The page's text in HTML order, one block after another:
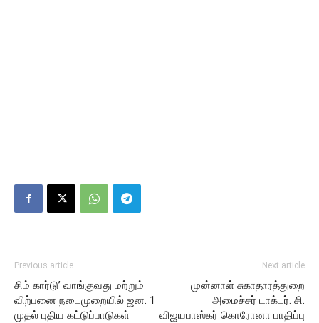
Previous article
சிம் கார்டு’ வாங்குவது மற்றும்
விற்பனை நடைமுறையில் ஜன. 1
முதல் புதிய கட்டுப்பாடுகள்
Next article
முன்னாள் சுகாதாரத்துறை
அமைச்சர் டாக்டர். சி.
விஜயபாஸ்கர் கொரோனா பாதிப்பு